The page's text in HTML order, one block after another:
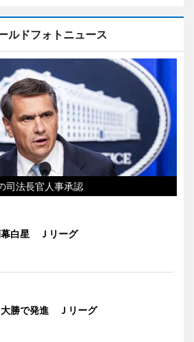
ルドフォトニュース
司法長官人事承認
幕白星 Ｊリーグ
勝で発進 Ｊリーグ